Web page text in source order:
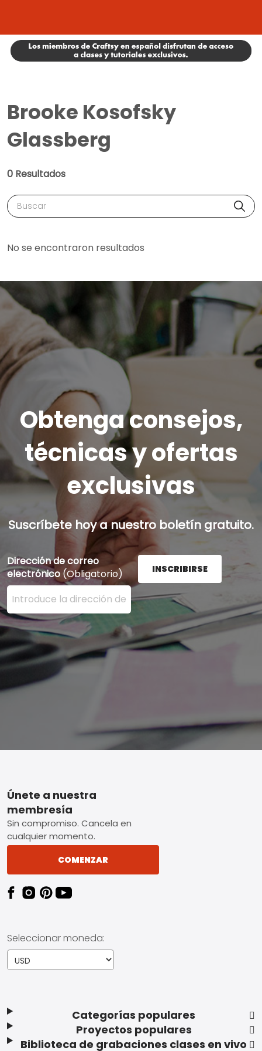
Brooke Kosofsky
Glassberg
0 Resultados
Buscar
No se encontraron resultados
Obtenga consejos,
técnicas y ofertas
exclusivas
Suscríbete hoy a nuestro boletín gratuito.
Dirección de correo
electrónico (Obligatorio)
Ingrese su dirección de correo electrónico aquí y
INSCRIBIRSE
Footer
Categorías populares
Proyectos populares
Biblioteca de grabaciones clases en vivo
Únete a nuestra
membresía
Sin compromiso. Cancela en
cualquier momento.
COMENZAR
Seleccionar moneda: